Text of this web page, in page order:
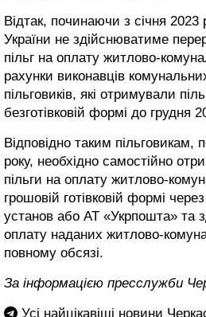
Відтак, починаючи з січня
України не здійснюватиме
пільг на оплату житлово-
рахунки виконавців
пільговиків, які отримували
безготівковій формі до грудня
Відповідно таким пільговикам,
року, необхідно самостійно
пільги на оплату житлово-
грошовій готівковій формі
установ або АТ «Укрпошта» та
оплату наданих житлово-
повному обсязі.
За інформацією пресслужби
Усі найцікавіші новини